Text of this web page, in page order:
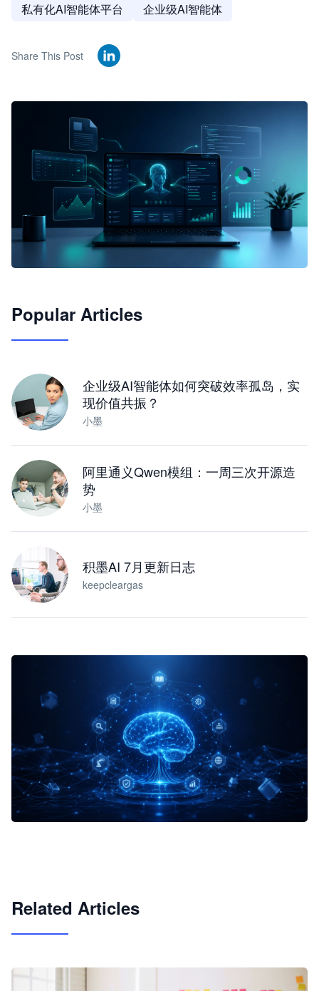
私有化AI智能体平台
企业级AI智能体
Share This Post
JimoClaw 桌面 AI Agent 工作台
Popular Articles
企业级AI智能体如何突破效率孤岛，实
现价值共振？
小墨
阿里通义Qwen模组：一周三次开源造
势
小墨
积墨AI 7月更新日志
keepcleargas
Related Articles